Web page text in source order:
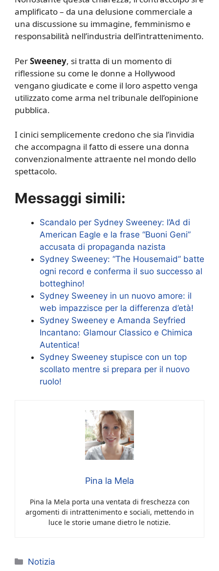
amplificato – da una delusione commerciale a
una discussione su immagine, femminismo e
responsabilità nell’industria dell’intrattenimento.
PerSweeney, si tratta di un momento di
riflessione su come le donne a Hollywood
vengano giudicate e come il loro aspetto venga
utilizzato come arma nel tribunale dell’opinione
pubblica.
I cinici semplicemente credono che sia l’invidia
che accompagna il fatto di essere una donna
convenzionalmente attraente nel mondo dello
spettacolo.
Messaggi simili:
Scandalo per Sydney Sweeney: l’Ad di
American Eagle e la frase “Buoni Geni”
accusata di propaganda nazista
Sydney Sweeney: “The Housemaid” batte
ogni record e conferma il suo successo al
botteghino!
Sydney Sweeney in un nuovo amore: il
web impazzisce per la differenza d’età!
Sydney Sweeney e Amanda Seyfried
Incantano: Glamour Classico e Chimica
Autentica!
Sydney Sweeney stupisce con un top
scollato mentre si prepara per il nuovo
ruolo!
Pina la Mela
Pina la Mela porta una ventata di freschezza con
argomenti di intrattenimento e sociali, mettendo in
luce le storie umane dietro le notizie.
Categorie
Notizia